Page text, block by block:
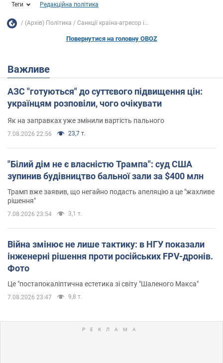
Теги Редакційна політика
(Архів) Політика Санкції країна-агресор і...
Повернутися на головну OBOZ
Важливе
АЗС "готуються" до суттєвого підвищення цін:
українцям розповіли, чого очікувати
Як на заправках уже змінили вартість пального
7.08.2026 22:56 23,7 т.
"Білий дім не є власністю Трампа": суд США
зупинив будівництво бальної зали за $400 млн
Трамп вже заявив, що негайно подасть апеляцію а це "жахливе
рішення"
7.08.2026 23:54 3,1 т.
Війна змінює не лише тактику: в НГУ показали
інженерні рішення проти російських FPV-дронів.
Фото
Це "постапокаліптична естетика зі світу "Шаленого Макса"
7.08.2026 23:47 9,8 т.